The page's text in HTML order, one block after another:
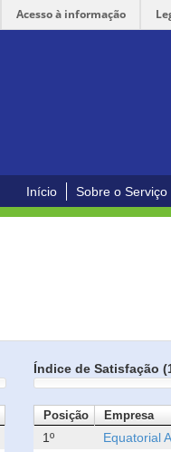
Acesso à informação
Início Sobre o Serviço
Índice de Satisfação
Posição Empresa
1º Equatorial